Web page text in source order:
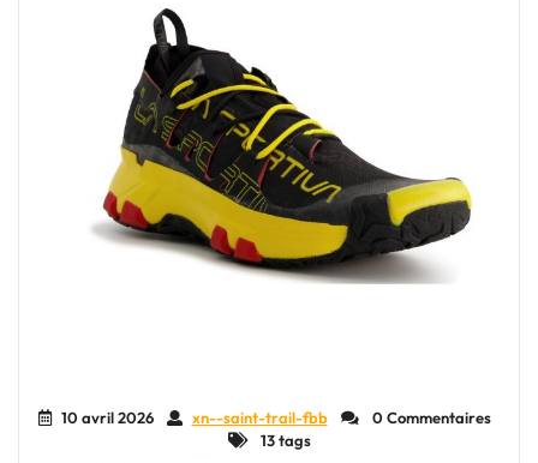
10 avril 2026 xn--saint-trail-fbb
0 Commentaires
13 tags